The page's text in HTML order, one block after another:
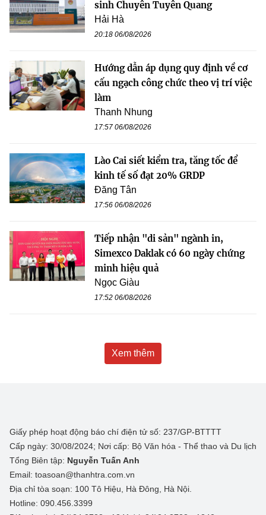
sinh Chuyên Tuyên Quang
Hải Hà
20:18 06/08/2026
Hướng dẫn áp dụng quy định về cơ
cấu ngạch công chức theo vị trí việc
làm
Thanh Nhung
17:57 06/08/2026
Lào Cai siết kiểm tra, tăng tốc để
kinh tế số đạt 20% GRDP
Đăng Tân
17:56 06/08/2026
Tiếp nhận "di sản" ngành in,
Simexco Daklak có 60 ngày chứng
minh hiệu quả
Ngọc Giàu
17:52 06/08/2026
Xem thêm
Giấy phép hoạt động báo chí điện tử số: 237/GP-BTTTT
Cấp ngày: 30/08/2024; Nơi cấp: Bộ Văn hóa - Thể thao và Du lịch
Tổng Biên tập: Nguyễn Tuấn Anh
Email: toasoan@thanhtra.com.vn
Địa chỉ tòa soạn: 100 Tô Hiệu, Hà Đông, Hà Nội.
Hotline: 090.456.3399